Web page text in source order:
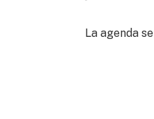
La agenda